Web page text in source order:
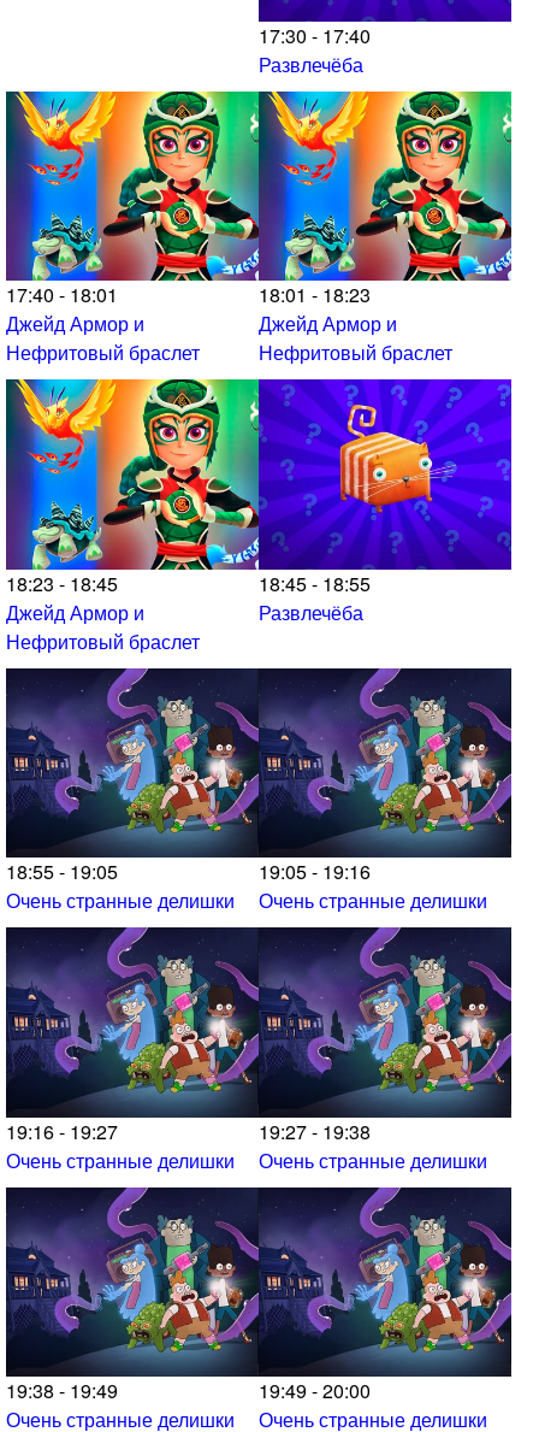
17:30 - 17:40
Развлечёба
17:40 - 18:01
Джейд Армор и
Нефритовый браслет
18:01 - 18:23
Джейд Армор и
Нефритовый браслет
18:23 - 18:45
Джейд Армор и
Нефритовый браслет
18:45 - 18:55
Развлечёба
18:55 - 19:05
Очень странные делишки
19:05 - 19:16
Очень странные делишки
19:16 - 19:27
Очень странные делишки
19:27 - 19:38
Очень странные делишки
19:38 - 19:49
Очень странные делишки
19:49 - 20:00
Очень странные делишки